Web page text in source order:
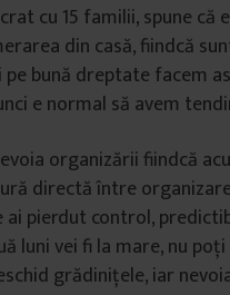
cu 15 familii, spune că
din casă, fiindcă
bună dreptate facem
e normal să avem
organizării fiindcă
directă între
ai pierdut control,
luni vei fi la mare, nu
grădinițele, iar